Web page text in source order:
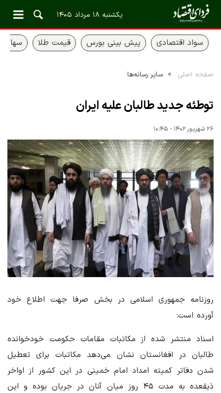
یکشنبه ۱۸ مرداد ۱۴۰۵
سواد اقتصادی پیش بینی بورس قیمت طلا سهام
صفحه اصلی سایر رسانه‌ها
توطئه جدید طالبان علیه ایران
۲۶ شهریور ۱۴۰۲ - ۱۰:۴۵
روزنامه جمهوری اسلامی در بخش صرفا جهت اطلاع خود
آورده است:
اسناد منتشر شده از مکاتبات مقامات حکومت خودخوانده
طالبان در افغانستان نشان می‌دهد مکاتبات برای تعطیل
شدن دفاتر کمیته امداد امام خمینی در این کشور از اواخر
ذیقعده به مدت ۴۵ روز میان آنان در جریان بوده و این